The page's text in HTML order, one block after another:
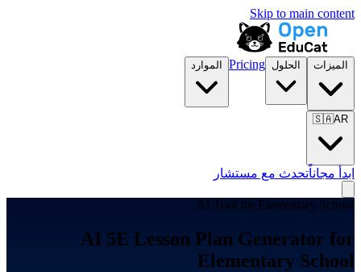
Skip to main content
الميزات الحلول Pricing الموارد
🇸🇦AR
ابدأ مجاناًتحدث مع مستشار
AI Tool for Elementary School
AI 5E Lesson Plan Generator for
Elementary School